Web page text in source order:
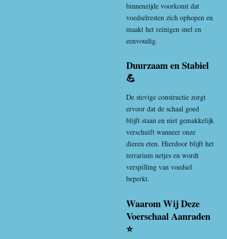
binnenzijde voorkomt dat
voedselresten zich ophopen en
maakt het reinigen snel en
eenvoudig.
Duurzaam en Stabiel
💪
De stevige constructie zorgt
ervoor dat de schaal goed
blijft staan en niet gemakkelijk
verschuift wanneer onze
dieren eten. Hierdoor blijft het
terrarium netjes en wordt
verspilling van voedsel
beperkt.
Waarom Wij Deze
Voerschaal Aanraden
⭐